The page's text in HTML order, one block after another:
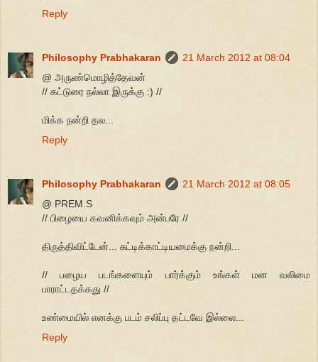
Reply
Philosophy Prabhakaran
21 March 2012 at 08:04
@ அருண்மொழித்தேவன்
// கட்டுரை நல்லா இருக்கு :) //
மிக்க நன்றி தல...
Reply
Philosophy Prabhakaran
21 March 2012 at 08:05
@ PREM.S
// பிழையை கவனிக்கவும் அன்பரே //
திருத்திவிட்டேன்... சுட்டிக்காட்டியமைக்கு நன்றி...
// பழைய படங்களையும் பார்க்கும் உங்கள் மன வலிமை
பாராட்டதக்கது //
உண்மையில் எனக்கு படம் சலிப்பு தட்டவே இல்லை...
Reply